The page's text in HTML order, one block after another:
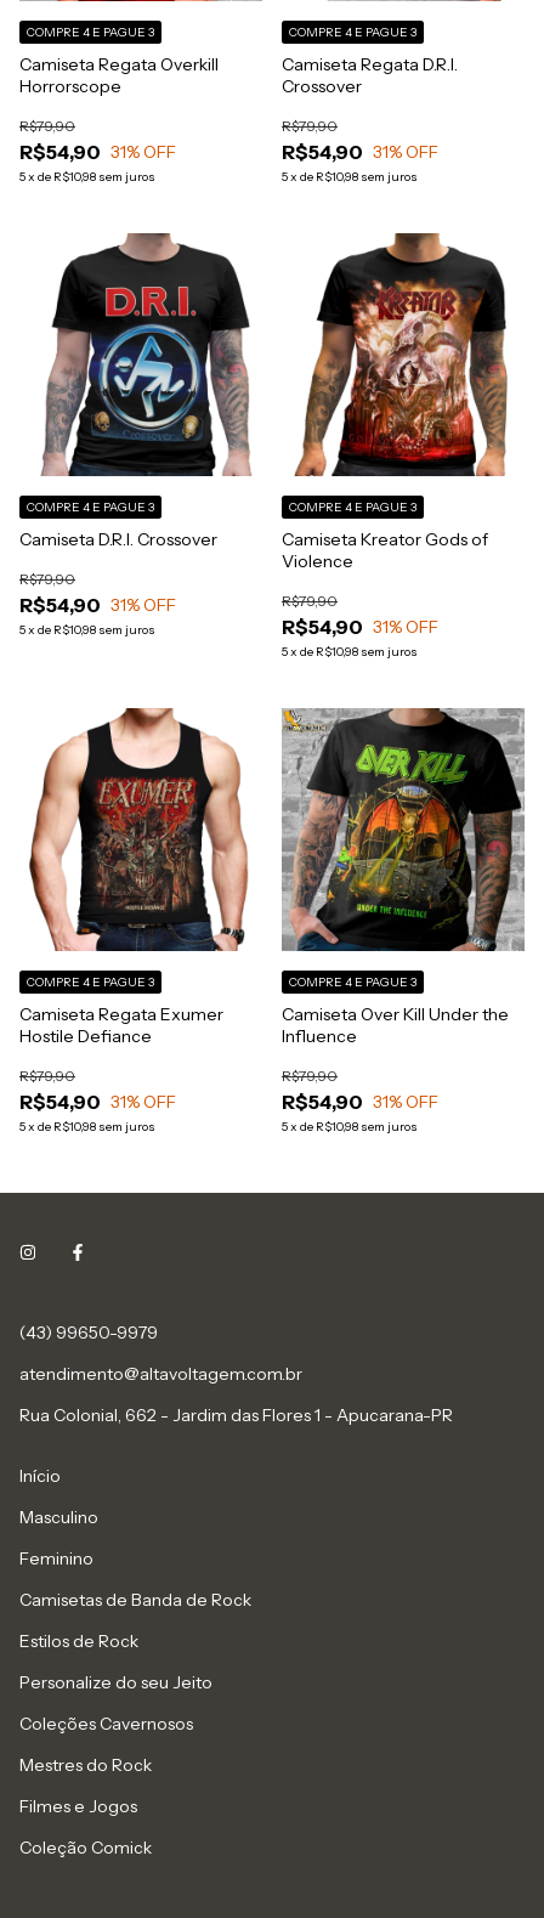
Camiseta Regata Overkill
Horrorscope
R$54,90
R$79,90
31% OFF
5x de R$10,98 sem juros
COMPRE 4 E PAGUE 3
Camiseta Regata D.R.I.
Crossover
R$54,90
R$79,90
31% OFF
5x de R$10,98 sem juros
COMPRE 4 E PAGUE 3
Camiseta D.R.I. Crossover
R$54,90
R$79,90
31% OFF
5x de R$10,98 sem juros
COMPRE 4 E PAGUE 3
Camiseta Kreator Gods of
Violence
R$54,90
R$79,90
31% OFF
5x de R$10,98 sem juros
COMPRE 4 E PAGUE 3
Camiseta Regata Exumer
Hostile Defiance
R$54,90
R$79,90
31% OFF
5x de R$10,98 sem juros
COMPRE 4 E PAGUE 3
Camiseta Over Kill Under the
Influence
R$54,90
R$79,90
31% OFF
5x de R$10,98 sem juros
COMPRE 4 E PAGUE 3
(43) 99650-9979
atendimento@altavoltagem.com.br
Rua Colonial, 662 - Jardim das Flores 1 - Apucarana-PR
Início
Masculino
Feminino
Camisetas de Banda de Rock
Estilos de Rock
Personalize do seu Jeito
Coleções Cavernosos
Mestres do Rock
Filmes e Jogos
Coleção Comick